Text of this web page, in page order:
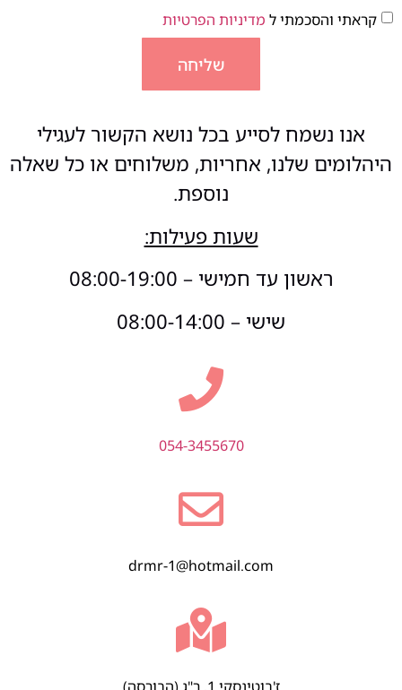
קראתי והסכמתי ל מדיניות הפרטיות
שליחה
אנו נשמח לסייע בכל נושא הקשור לעגילי
היהלומים שלנו, אחריות, משלוחים או כל שאלה
נוספת.
שעות פעילות:
ראשון עד חמישי – 08:00-19:00
שישי – 08:00-14:00
054-3455670
drmr-1@hotmail.com